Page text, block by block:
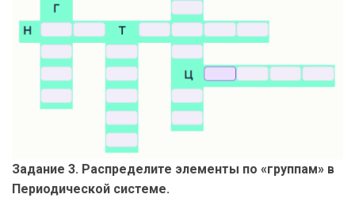
Задание 3. Распределите элементы по «группам» в
Периодической системе.